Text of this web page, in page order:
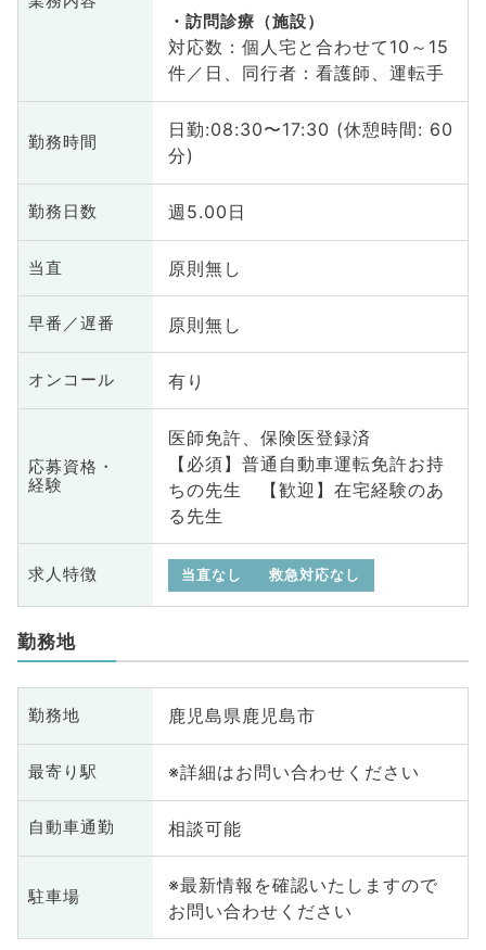
訪問診療（施設）
対応数：個人宅と合わせて10～15
件／日、同行者：看護師、運転手
勤務時間
日勤:08:30〜17:30 (休憩時間: 60
分)
勤務日数 週5.00日
当直 原則無し
早番／遅番 原則無し
オンコール 有り
応募資格・
経験
医師免許、保険医登録済
【必須】普通自動車運転免許お持
ちの先生 【歓迎】在宅経験のあ
る先生
求人特徴 当直なし 救急対応なし
勤務地
勤務地 鹿児島県鹿児島市
最寄り駅 ※詳細はお問い合わせください
自動車通勤 相談可能
駐車場
※最新情報を確認いたしますので
お問い合わせください